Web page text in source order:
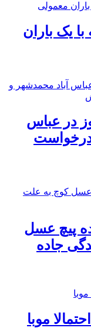
یک باران
در عباس
درخواست
پیچ عسل
جاده